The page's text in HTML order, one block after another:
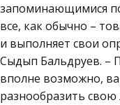
запоминающимися
все, как обычно –
и выполняет свои
Сыдып Бальдруев. –
вполне возможно,
разнообразить